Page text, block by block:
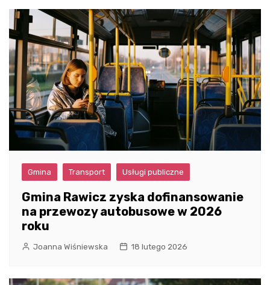
Gmina Transport Usługi publiczne
Gmina Rawicz zyska dofinansowanie
na przewozy autobusowe w 2026
roku
Joanna Wiśniewska 18 lutego 2026